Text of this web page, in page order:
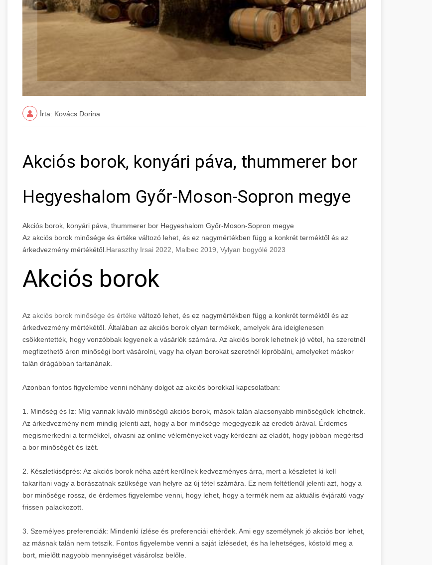
Írta: Kovács Dorina
Akciós borok, konyári páva, thummerer bor
Hegyeshalom Győr-Moson-Sopron megye
Akciós borok, konyári páva, thummerer bor Hegyeshalom Győr-Moson-Sopron megye
Az akciós borok minősége és értéke változó lehet, és ez nagymértékben függ a konkrét terméktől és az
árkedvezmény mértékétől. Haraszthy Irsai 2022 Malbec 2019 Vylyan bogyólé 2023
Akciós borok
Az akciós borok minősége és értéke változó lehet, és ez nagymértékben függ a konkrét terméktől és az
árkedvezmény mértékétől. Általában az akciós borok olyan termékek, amelyek ára ideiglenesen
csökkentették, hogy vonzóbbak legyenek a vásárlók számára. Az akciós borok lehetnek jó vétel, ha szeretnél
megfizethető áron minőségi bort vásárolni, vagy ha olyan borokat szeretnél kipróbálni, amelyeket máskor
talán drágábban tartanának.
Azonban fontos figyelembe venni néhány dolgot az akciós borokkal kapcsolatban:
1. Minőség és íz: Míg vannak kiváló minőségű akciós borok, mások talán alacsonyabb minőségűek lehetnek.
Az árkedvezmény nem mindig jelenti azt, hogy a bor minősége megegyezik az eredeti árával. Érdemes
megismerkedni a termékkel, olvasni az online véleményeket vagy kérdezni az eladót, hogy jobban megértsd
a bor minőségét és ízét.
2. Készletkisöprés: Az akciós borok néha azért kerülnek kedvezményes árra, mert a készletet ki kell
takarítani vagy a borászatnak szüksége van helyre az új tétel számára. Ez nem feltétlenül jelenti azt, hogy a
bor minősége rossz, de érdemes figyelembe venni, hogy lehet, hogy a termék nem az aktuális évjáratú vagy
frissen palackozott.
3. Személyes preferenciák: Mindenki ízlése és preferenciái eltérőek. Ami egy személynek jó akciós bor lehet,
az másnak talán nem tetszik. Fontos figyelembe venni a saját ízlésedet, és ha lehetséges, kóstold meg a
bort, mielőtt nagyobb mennyiséget vásárolsz belőle.